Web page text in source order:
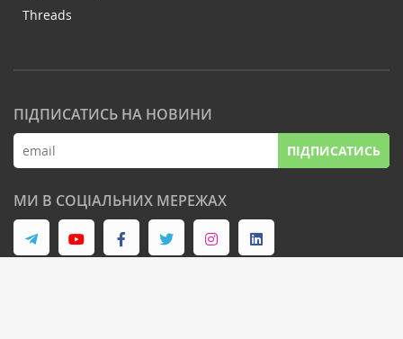
Threads
ПІДПИСАТИСЬ НА НОВИНИ
ПІДПИСАТИСЬ
МИ В СОЦІАЛЬНИХ МЕРЕЖАХ